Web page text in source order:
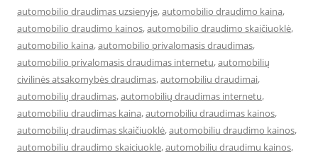
automobilio draudimas uzsienyje,automobilio draudimo kaina,
automobilio draudimo kainos,automobilio draudimo skaičiuoklė,
automobilio kaina,automobilio privalomasis draudimas,
automobilio privalomasis draudimas internetu,automobilių
civilinės atsakomybės draudimas,automobiliu draudimai,
automobilių draudimas,automobilių draudimas internetu,
automobiliu draudimas kaina,automobiliu draudimas kainos,
automobilių draudimas skaičiuoklė,automobiliu draudimo kainos,
automobiliu draudimo skaiciuokle,automobiliu draudimu kainos,